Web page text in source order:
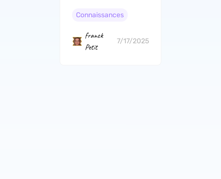
étape)
Connaissances
franck
Petit
7/17/2025